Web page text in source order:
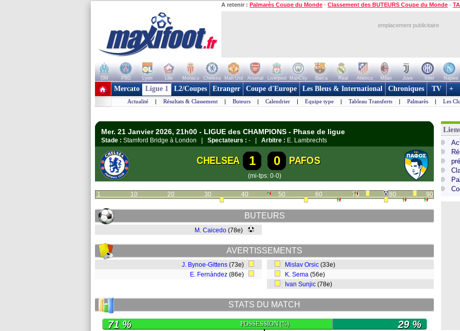
A retenir : Palmarès Coupe du Monde - Classement des BUTEURS Coupe du Monde -
emplacement publicitaire
OM PSG Lyon Lille Monaco Chelsea Man Utd Arsenal Liverpool ManCity Barca Real Atletico Milan Juve Inter Naples
+ de clubs
Mercato Ligue 1 L2/Coupes Etranger Coupe d'Europe Les Bleus & International Chroniques TV +
Actualité | Résultats & Classement | Buteurs | Calendrier | Equipe type | Tableau Transferts | Palmarès | Les
Mer. 21 Janvier 2026, 21h00 - LIGUE des CHAMPIONS - Phase de ligue
Stade : Stamford Bridge à London | Spectateurs : - | Arbitre : E. Lambrechts
CHELSEA 1 0 PAFOS
(mi-tps: 0-0)
1 10 20 30 40 50 60 70 80 90
BUTEURS
M. Caicedo (78e)
AVERTISSEMENTS
J. Bynoe-Gittens (73e)
E. Fernández (86e)
Mislav Orsic (33e)
K. Sema (56e)
Ivan Sunjic (78e)
STATS DU MATCH
POSSESSION(%)
71 % 29 %